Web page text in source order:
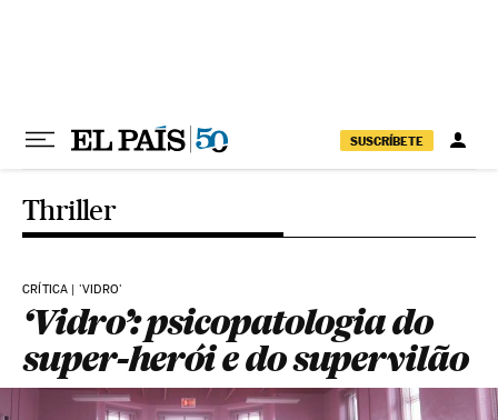
SUSCRÍBETE
Thriller
CRÍTICA | 'VIDRO'
‘Vidro’: psicopatologia do
super-herói e do supervilão